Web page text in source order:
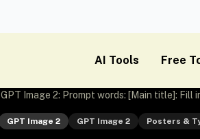
AI Tools Free
GPT Image 2: Prompt words: [Main title]:
GPT Image 2 GPT Image 2 Posters &